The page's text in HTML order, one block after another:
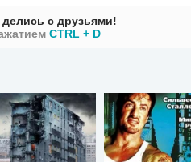
с друзьями!
CTRL + D